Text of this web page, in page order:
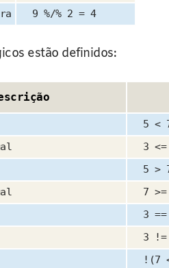
9 %/% 2 = 4
estão definidos:
5 <
3 <=
5 >
7 >=
3 ==
3 !=
!(7